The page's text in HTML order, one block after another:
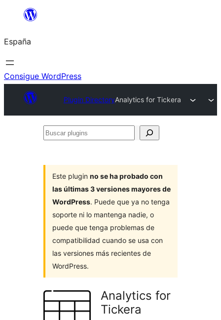
Saltar
contenido
España
Consigue WordPress
Plugin DirectoryAnalytics for Tickera
Buscar
Este plugin no se ha probado con
las últimas 3 versiones mayores de
WordPress. Puede que ya no tenga
soporte ni lo mantenga nadie, o
puede que tenga problemas de
compatibilidad cuando se usa con
las versiones más recientes de
WordPress.
Analytics for
Tickera